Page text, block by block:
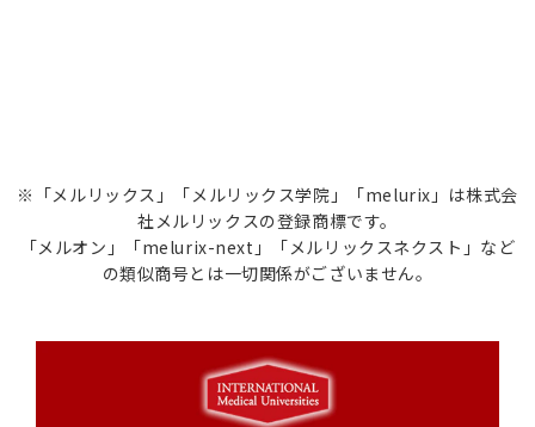
※「メルリックス」「メルリックス学院」「melurix」は株式会
社メルリックスの登録商標です。
「メルオン」「melurix-next」「メルリックスネクスト」など
の類似商号とは一切関係がございません。